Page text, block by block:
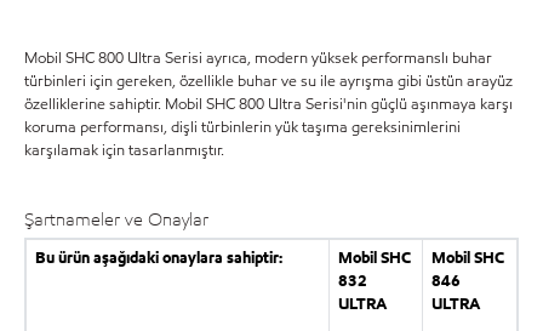
Mobil SHC 800 Ultra Serisi ayrıca, modern yüksek performanslı buhar
türbinleri için gereken, özellikle buhar ve su ile ayrışma gibi üstün arayüz
özelliklerine sahiptir. Mobil SHC 800 Ultra Serisi'nin güçlü aşınmaya karşı
koruma performansı, dişli türbinlerin yük taşıma gereksinimlerini
karşılamak için tasarlanmıştır.
Şartnameler ve Onaylar
Bu ürün aşağıdaki onaylara sahiptir:
Mobil SHC
832
ULTRA
Mobil SHC
846
ULTRA